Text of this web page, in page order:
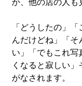
か、他の店の人も
「どうしたの」
んだけどね」「
い」「でもこれ写
くなると寂しい
がなされます。